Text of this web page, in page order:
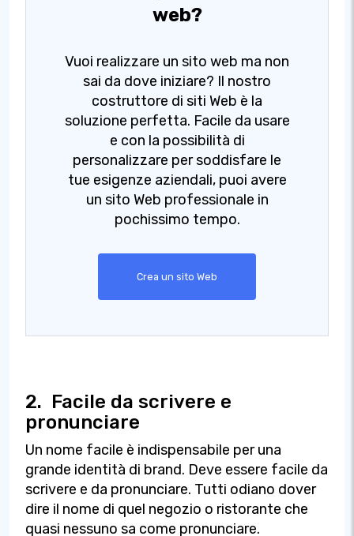
web?
Vuoi realizzare un sito web ma non
sai da dove iniziare? Il nostro
costruttore di siti Web è la
soluzione perfetta. Facile da usare
e con la possibilità di
personalizzare per soddisfare le
tue esigenze aziendali, puoi avere
un sito Web professionale in
pochissimo tempo.
Crea un sito Web
2. Facile da scrivere e
pronunciare
Un nome facile è indispensabile per una
grande identità di brand. Deve essere facile da
scrivere e da pronunciare. Tutti odiano dover
dire il nome di quel negozio o ristorante che
quasi nessuno sa come pronunciare.